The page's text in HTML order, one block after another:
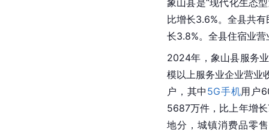
象山县是“现代化生态
比增长3.6%。全县共
长3.8%。全县住宿业
2024年，象山县服务
模以上服务业企业营业
户，其中 5G手机用户
5687万件，比上年增
地分，城镇消费品零